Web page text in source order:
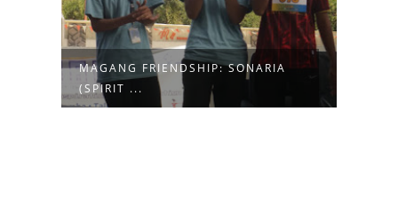
OPEN RECRUITMENT OF AMSA-
USK 2025